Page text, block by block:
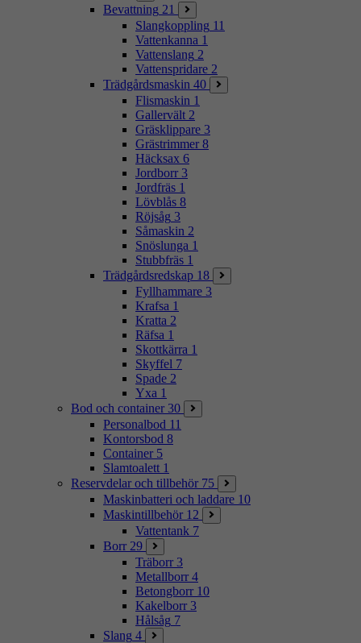
Bevattning 21
Slangkoppling 11
Vattenkanna 1
Vattenslang 2
Vattenspridare 2
Trädgårdsmaskin 40
Flismaskin 1
Gallervält 2
Gräsklippare 3
Grästrimmer 8
Häcksax 6
Jordborr 3
Jordfräs 1
Lövblås 8
Röjsåg 3
Såmaskin 2
Snöslunga 1
Stubbfräs 1
Trädgårdsredskap 18
Fyllhammare 3
Krafsa 1
Kratta 2
Räfsa 1
Skottkärra 1
Skyffel 7
Spade 2
Yxa 1
Bod och container 30
Personalbod 11
Kontorsbod 8
Container 5
Slamtoalett 1
Reservdelar och tillbehör 75
Maskinbatteri och laddare 10
Maskintillbehör 12
Vattentank 7
Borr 29
Träborr 3
Metallborr 4
Betongborr 10
Kakelborr 3
Hålsåg 7
Slang 4